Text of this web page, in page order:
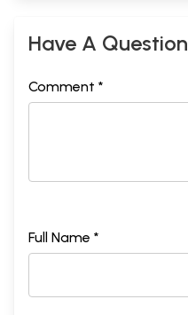
Have A Question
Comment *
Full Name *